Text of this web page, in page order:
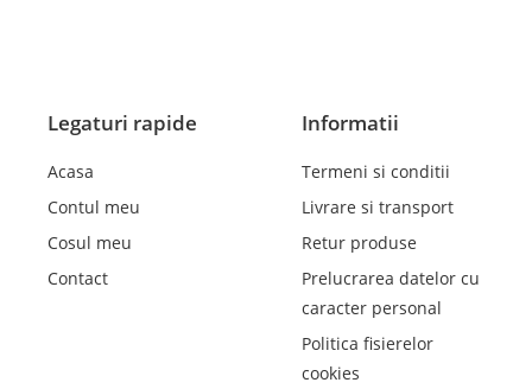
Legaturi rapide
Acasa
Contul meu
Cosul meu
Contact
Informatii
Termeni si conditii
Livrare si transport
Retur produse
Prelucrarea datelor cu
caracter personal
Politica fisierelor
cookies